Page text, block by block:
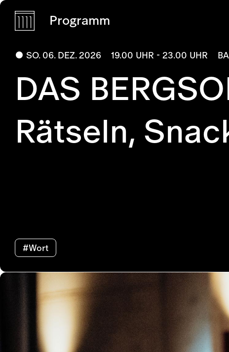
Programm
SO. 06. DEZ. 2026 19.00 UHR - 23.00 UHR
DAS
Rätseln,
#Wort